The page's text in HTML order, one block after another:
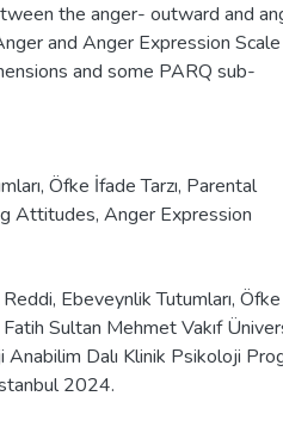
the anger- outward and
and Anger Expression
and some PARQ sub-
, Öfke İfade Tarzı, Parental
Attitudes, Anger Expression
Ebeveynlik Tutumları,
Fatih Sultan Mehmet Vakıf
Dalı Klinik Psikoloji
2024.